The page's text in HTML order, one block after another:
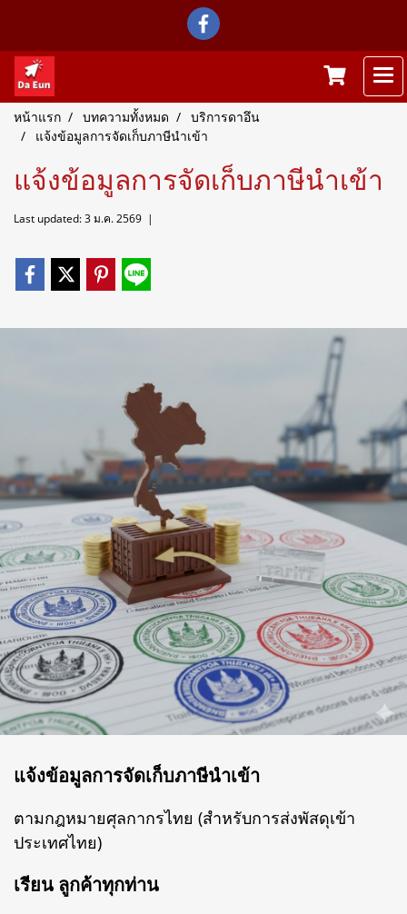
หน้าแรก บทความทั้งหมด
บริการดาอึน
แจ้งข้อมูลการจัดเก็บภาษีนำเข้า
แจ้งข้อมูลการจัดเก็บภาษีนำเข้า
Last updated: 3 ม.ค. 2569 |
แจ้งข้อมูลการจัดเก็บภาษีนำเข้า
ตามกฎหมายศุลกากรไทย (สำหรับการส่งพัสดุเข้า
ประเทศไทย)
เรียน ลูกค้าทุกท่าน